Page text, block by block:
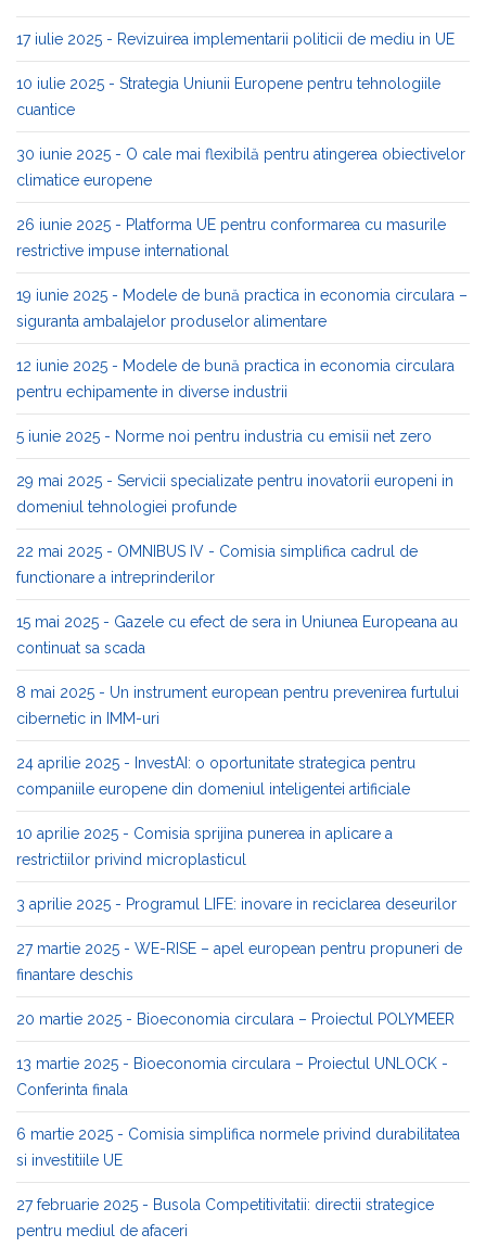
17 iulie 2025 - Revizuirea implementarii politicii de mediu in UE
10 iulie 2025 - Strategia Uniunii Europene pentru tehnologiile
cuantice
30 iunie 2025 - O cale mai flexibilă pentru atingerea obiectivelor
climatice europene
26 iunie 2025 - Platforma UE pentru conformarea cu masurile
restrictive impuse international
19 iunie 2025 - Modele de bună practica in economia circulara –
siguranta ambalajelor produselor alimentare
12 iunie 2025 - Modele de bună practica in economia circulara
pentru echipamente in diverse industrii
5 iunie 2025 - Norme noi pentru industria cu emisii net zero
29 mai 2025 - Servicii specializate pentru inovatorii europeni in
domeniul tehnologiei profunde
22 mai 2025 - OMNIBUS IV - Comisia simplifica cadrul de
functionare a intreprinderilor
15 mai 2025 - Gazele cu efect de sera in Uniunea Europeana au
continuat sa scada
8 mai 2025 - Un instrument european pentru prevenirea furtului
cibernetic in IMM-uri
24 aprilie 2025 - InvestAI: o oportunitate strategica pentru
companiile europene din domeniul inteligentei artificiale
10 aprilie 2025 - Comisia sprijina punerea in aplicare a
restrictiilor privind microplasticul
3 aprilie 2025 - Programul LIFE: inovare in reciclarea deseurilor
27 martie 2025 - WE-RISE – apel european pentru propuneri de
finantare deschis
20 martie 2025 - Bioeconomia circulara – Proiectul POLYMEER
13 martie 2025 - Bioeconomia circulara – Proiectul UNLOCK -
Conferinta finala
6 martie 2025 - Comisia simplifica normele privind durabilitatea
si investitiile UE
27 februarie 2025 - Busola Competitivitatii: directii strategice
pentru mediul de afaceri